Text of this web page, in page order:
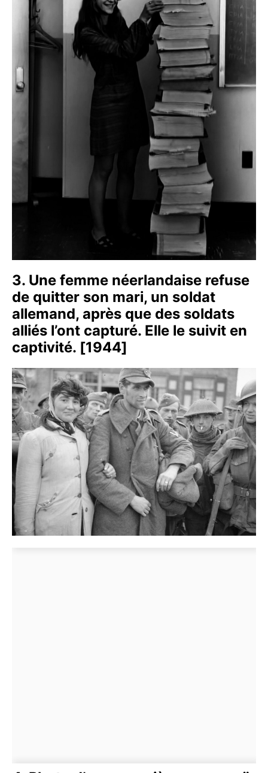
3. Une femme néerlandaise refuse
de quitter son mari, un soldat
allemand, après que des soldats
alliés l’ont capturé. Elle le suivit en
captivité. [1944]